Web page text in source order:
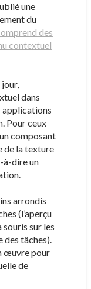
une
du
des
contextuel
dans
applications
Pour ceux
composant
de la texture
à-dire un
arrondis
(l’aperçu
sur les
des tâches).
œuvre pour
de